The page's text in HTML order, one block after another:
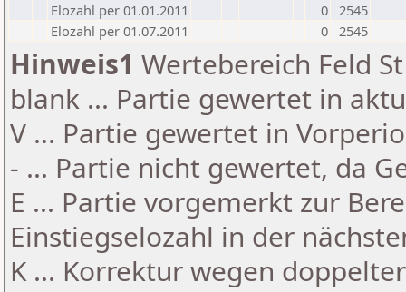
Elozahl per 01.01.2011
0 2545
Elozahl per 01.07.2011
0 2545
Hinweis1 Wertebereich Feld
blank ... Partie gewertet in
V ... Partie gewertet in
- ... Partie nicht gewertet, da
E ... Partie vorgemerkt zur
Einstiegselozahl in der
K ... Korrektur wegen